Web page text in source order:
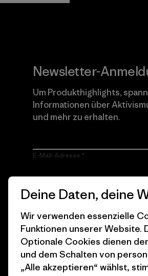
Newsletter-
Um Produkthighlights,
Informationen über
und mehr zu erhalten.
E-Mail-Adresse
einverstanden, dass Patagonia meine
verarbeitet und mir E-Mails für
mehr gemäß derDatenschutzerklärung
Anmelden
Deine Daten, deine
Wir verwenden essenzielle
Funktionen unserer Website.
Optionale Cookies dienen
und dem Schalten von
„Alle akzeptieren“ wählst,